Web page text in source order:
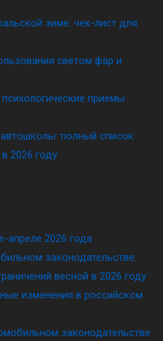
зиме: чек-лист для
светом фар и
приемы
полный список
2026 году
апреле 2026 года
законодательстве:
весной в 2026 году
изменения в российском
законодательстве